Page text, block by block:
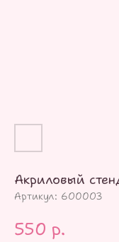
Акриловый
Артикул: 600003
550 р.